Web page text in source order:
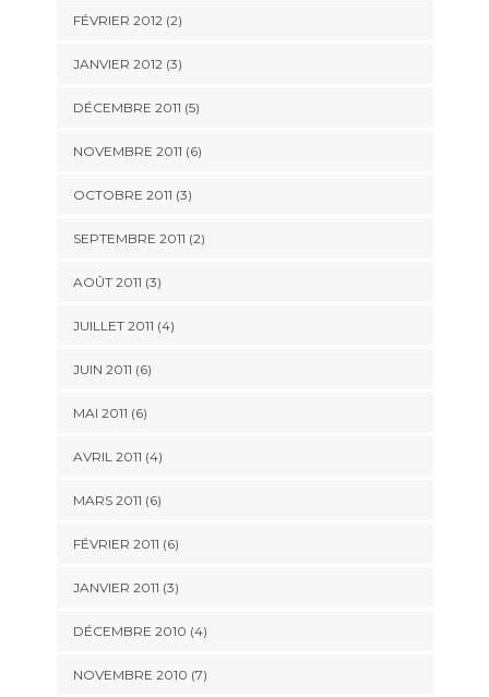
FÉVRIER 2012(2)
JANVIER 2012(3)
DÉCEMBRE 2011 (5)
NOVEMBRE 2011 (6)
OCTOBRE 2011 (3)
SEPTEMBRE 2011 (2)
AOÛT 2011 (3)
JUILLET 2011 (4)
JUIN 2011 (6)
MAI 2011 (6)
AVRIL 2011 (4)
MARS 2011 (6)
FÉVRIER 2011 (6)
JANVIER 2011 (3)
DÉCEMBRE 2010 (4)
NOVEMBRE 2010 (7)